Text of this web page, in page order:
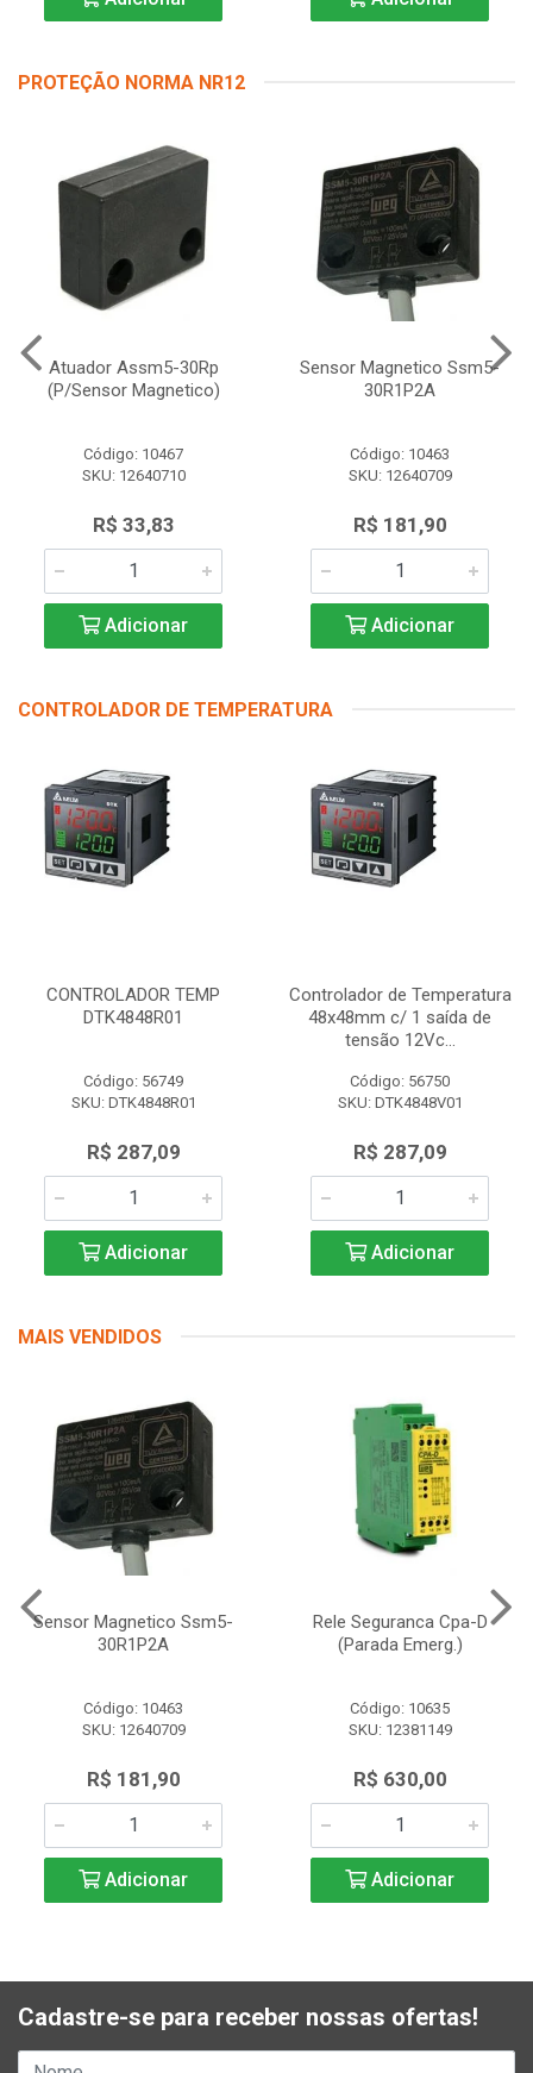
PROTEÇÃO NORMA NR12
Atuador Assm5-30Rp
(P/Sensor Magnetico)
Código: 10467
SKU: 12640710
R$ 33,83
Adicionar
Sensor Magnetico Ssm5-
30R1P2A
Código: 10463
SKU: 12640709
R$ 181,90
Adicionar
CONTROLADOR DE TEMPERATURA
CONTROLADOR TEMP
DTK4848R01
Código: 56749
SKU: DTK4848R01
R$ 287,09
Adicionar
Controlador de Temperatura
48x48mm c/ 1 saída de
tensão 12Vc...
Código: 56750
SKU: DTK4848V01
R$ 287,09
Adicionar
MAIS VENDIDOS
Sensor Magnetico Ssm5-
30R1P2A
Código: 10463
SKU: 12640709
R$ 181,90
Adicionar
Rele Seguranca Cpa-D
(Parada Emerg.)
Código: 10635
SKU: 12381149
R$ 630,00
Adicionar
Cadastre-se para receber nossas ofertas!